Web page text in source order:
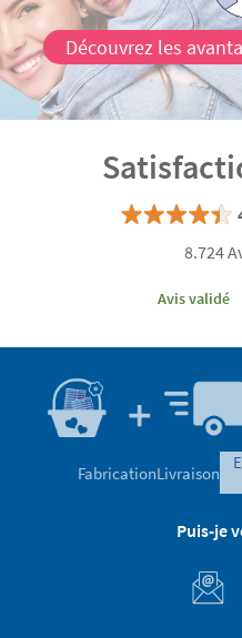
Découvrez les
8.724
Avis validé
FabricationLivraison
Puis-je